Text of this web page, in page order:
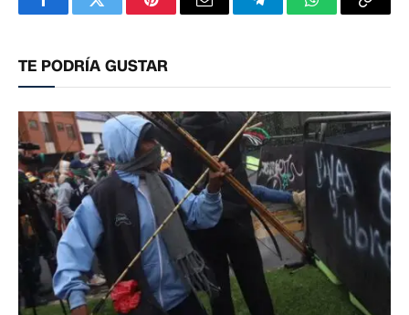
FacebookTwitterPinterestCorreoTelegramWhatsApp
TE PODRÍA GUSTAR